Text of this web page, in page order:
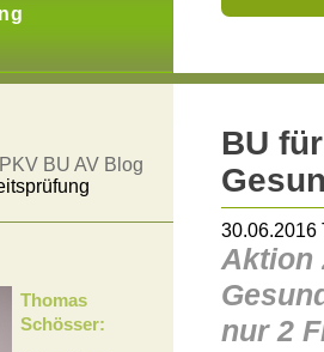
BU
30.06.2016
Aktion
nur 2
PKV BU AV Blog
Thomas
Schösser: